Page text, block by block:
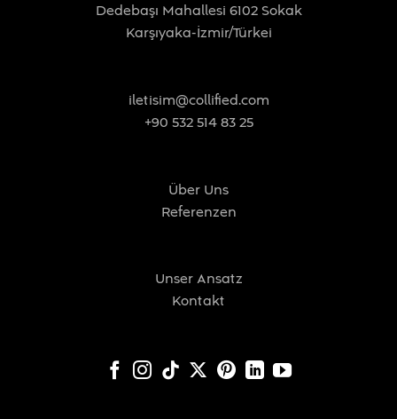
Dedebaşı Mahallesi 6102 Sokak
Karşıyaka-İzmir/Türkei
iletisim@collified.com
+90 532 514 83 25
Über Uns
Referenzen
Unser Ansatz
Kontakt